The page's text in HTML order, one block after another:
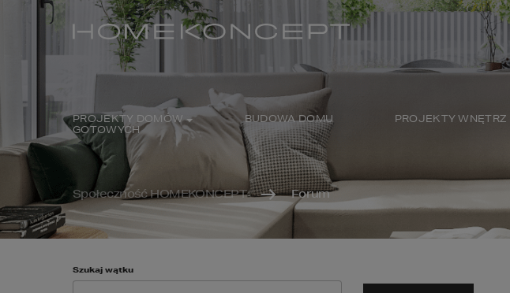
PROJEKTY DOMÓW
GOTOWYCH
BUDOWA DOMU PROJEKTY WNĘTRZ
Społeczność HOMEKONCEPT Forum
Szukaj wątku